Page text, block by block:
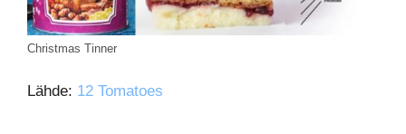
Christmas Tinner
Lähde: 12 Tomatoes